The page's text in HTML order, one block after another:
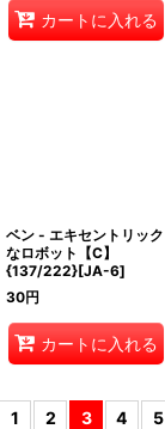
カートに入れる
ベン - エキセントリック
なロボット【C】
{137/222}[JA-6]
30円
カートに入れる
1 2 3 4 5